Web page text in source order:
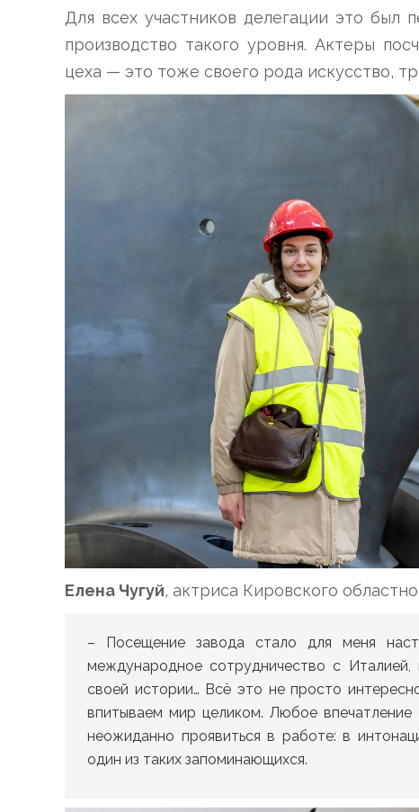
Для всех участников делегации это был
производство такого уровня. Актеры
цеха — это тоже своего рода искусство,
Елена Чугуй, актриса Кировского
– Посещение завода стало для меня
международное сотрудничество с
своей истории… Всё это не просто
впитываем мир целиком. Любое
неожиданно проявиться в работе: в
один из таких запоминающихся.